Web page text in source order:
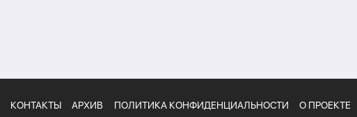
КОНТАКТЫ АРХИВ ПОЛИТИКА КОНФИДЕНЦИАЛЬНОСТИ О ПРОЕКТЕ